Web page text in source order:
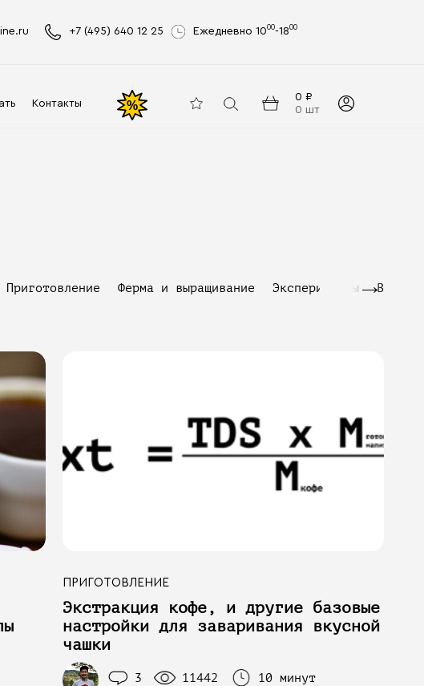
+7 (495) 640 12 25 Ежедневно 1000-1800
Контакты %
0 ₽
0 шт
Приготовление Ферма и выращивание Эксперименты Видео
→
ПРИГОТОВЛЕНИЕ
Экстракция кофе, и другие базовые
настройки для заваривания вкусной
чашки
3 11442 10 минут